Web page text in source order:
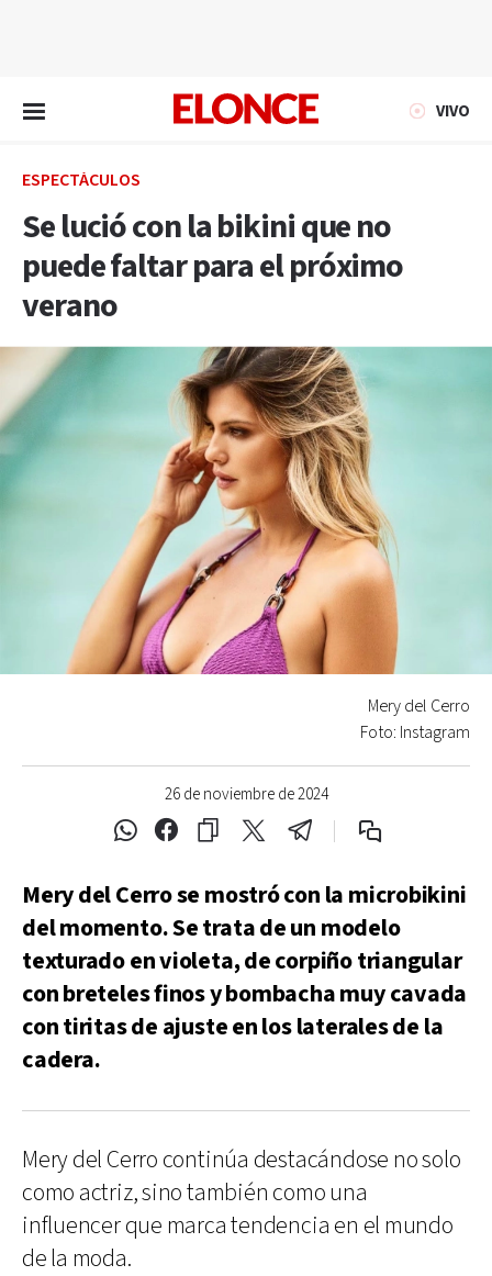
VIVO
ESPECTÁCULOS
Se lució con la bikini que no
puede faltar para el próximo
verano
26 de noviembre de 2024
Mery del Cerro
Foto: Instagram
Mery del Cerro se mostró con la microbikini
del momento. Se trata de un modelo
texturado en violeta, de corpiño triangular
con breteles finos y bombacha muy cavada
con tiritas de ajuste en los laterales de la
cadera.
Mery del Cerro continúa destacándose no solo
como actriz, sino también como una
influencer que marca tendencia en el mundo
de la moda.